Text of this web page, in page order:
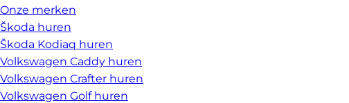
Onze merken
Škoda huren
Škoda Kodiaq huren
Volkswagen Caddy huren
Volkswagen Crafter huren
Volkswagen Golf huren